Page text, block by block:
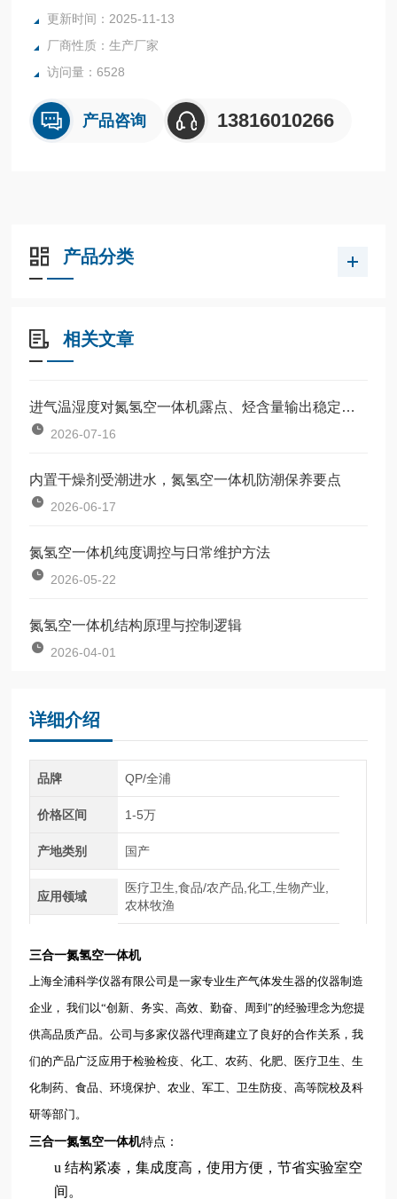
更新时间：2025-11-13
厂商性质：生产厂家
访问量：6528
产品咨询 13816010266
产品分类
相关文章
进气温湿度对氮氢空一体机露点、烃含量输出稳定性的影响及补偿
2026-07-16
内置干燥剂受潮进水，氮氢空一体机防潮保养要点
2026-06-17
氮氢空一体机纯度调控与日常维护方法
2026-05-22
氮氢空一体机结构原理与控制逻辑
2026-04-01
详细介绍
品牌 QP/全浦
价格区间 1-5万
产地类别 国产
应用领域
医疗卫生,食品/农产品,化工,生物产业,
农林牧渔
三合一氮氢空一体机
上海全浦科学仪器有限公司是一家专业生产气体发生器的仪器制造
企业， 我们以“创新、务实、高效、勤奋、周到”的经验理念为您提
供高品质产品。公司与多家仪器代理商建立了良好的合作关系，我
们的产品广泛应用于检验检疫、化工、农药、化肥、医疗卫生、生
化制药、食品、环境保护、农业、军工、卫生防疫、高等院校及科
研等部门。
三合一氮氢空一体机特点：
u结构紧凑，集成度高，使用方便，节省实验室空
间。